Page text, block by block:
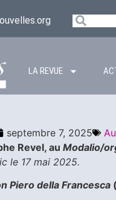
LA REVUE
septembre 7, 2025
Revel, au Modalio/
le 17 mai 2025.
Piero della Francesca